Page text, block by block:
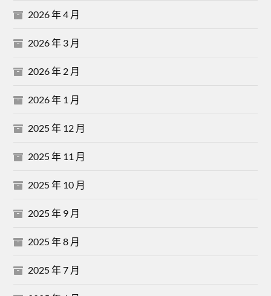
2026 年 4 月
2026 年 3 月
2026 年 2 月
2026 年 1 月
2025 年 12 月
2025 年 11 月
2025 年 10 月
2025 年 9 月
2025 年 8 月
2025 年 7 月